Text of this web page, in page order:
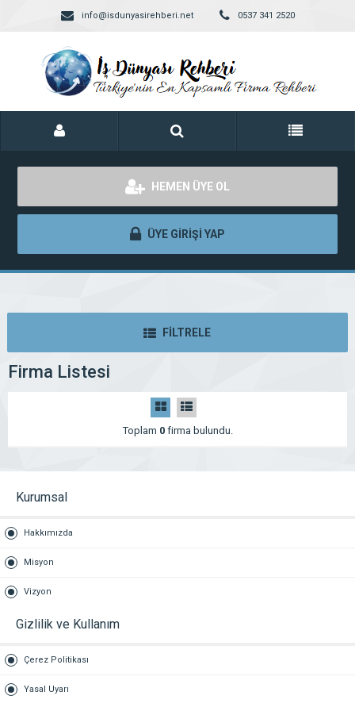
info@isdunyasirehberi.net 0537 341 2520
HEMEN ÜYE OL
ÜYE GİRİŞİ YAP
FİLTRELE
Firma Listesi
Toplam 0firma bulundu.
Kurumsal
Hakkımızda
Misyon
Vizyon
Gizlilik ve Kullanım
Çerez Politikası
Yasal Uyarı